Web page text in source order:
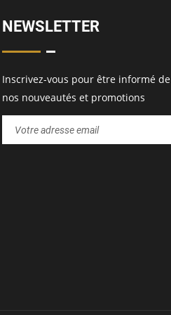
NEWSLETTER
Inscrivez-vous pour être informé de
nos nouveautés et promotions